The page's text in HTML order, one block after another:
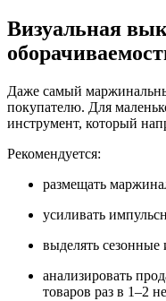
Визуальная
Даже самый
покупателю. Для
инструмент, который
Рекомендуется:
размещать
усиливать
выделять сезонные
анализировать
товаров раз в 1–2